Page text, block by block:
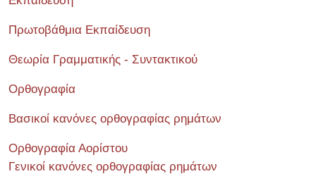
Πρωτοβάθμια Εκπαίδευση
Θεωρία Γραμματικής - Συντακτικού
Ορθογραφία
Βασικοί κανόνες ορθογραφίας ρημάτων
Ορθογραφία Αορίστου
Γενικοί κανόνες ορθογραφίας ρημάτων